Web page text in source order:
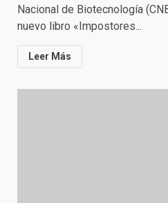
Nacional de Biotecnología
nuevo libro «Impostores...
Leer Más